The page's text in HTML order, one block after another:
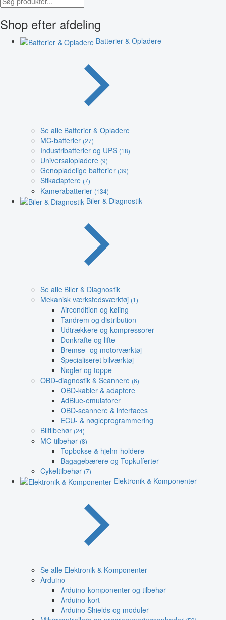
Shop efter afdeling
Batterier & Opladere
Se alle Batterier & Opladere
MC-batterier (27)
Industribatterier og UPS (18)
Universalopladere (9)
Genopladelige batterier (39)
Stikadaptere (7)
Kamerabatterier (134)
Biler & Diagnostik
Se alle Biler & Diagnostik
Mekanisk værkstedsværktøj (1)
Aircondition og køling
Tandrem og distribution
Udtrækkere og kompressorer
Donkrafte og lifte
Bremse- og motorværktøj
Specialiseret bilværktøj
Nøgler og toppe
OBD-diagnostik & Scannere (6)
OBD-kabler & adaptere
AdBlue-emulatorer
OBD-scannere & interfaces
ECU- & nøgleprogrammering
Biltilbehør (24)
MC-tilbehør (8)
Topbokse & hjelm-holdere
Bagagebærere og Topkufferter
Cykeltilbehør (7)
Elektronik & Komponenter
Se alle Elektronik & Komponenter
Arduino
Arduino-komponenter og tilbehør
Arduino-kort
Arduino Shields og moduler